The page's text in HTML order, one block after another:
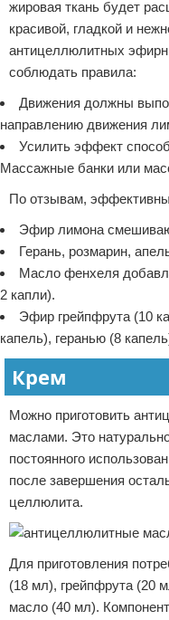
жировая ткань будет
красивой, гладкой и
антицеллюлитных
соблюдать правила:
Движения должны
направлению движения
Усилить эффект
Массажные банки или
По отзывам,
Эфир лимона
Герань, розмарин,
Масло фенхеля
2 капли).
Эфир грейпфрута (10
капель), геранью (8
Крем
Можно приготовить
маслами. Это
постоянного
после завершения
целлюлита.
Для приготовления
(18 мл), грейпфрута (20
масло (40 мл).